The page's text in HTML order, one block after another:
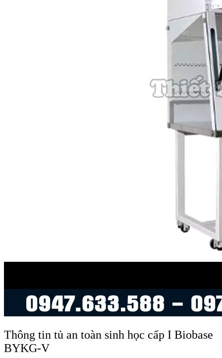
Thông tin tủ an toàn sinh học cấp I Biobase
BYKG-V